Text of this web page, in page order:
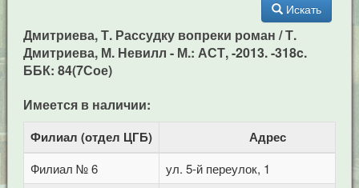
Искать
Дмитриева, Т. Рассудку вопреки роман / Т.
Дмитриева, М. Невилл - М.: АСТ, -2013. -318c.
ББК: 84(7Сое)
Имеется в наличии:
Филиал (отдел ЦГБ) Адрес
Филиал № 6
ул. 5-й переулок, 1